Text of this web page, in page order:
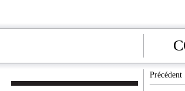
Précédent